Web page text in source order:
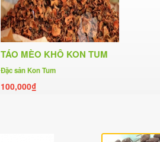
TÁO MÈO KHÔ KON TUM
Đặc sản Kon Tum
100,000₫